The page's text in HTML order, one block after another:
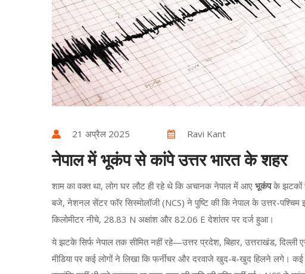
21 अप्रैल 2025 Ravi Kant
नेपाल में भूकंप से कांपे उत्तर भारत के शहर
शाम का वक्त था, लोग घर लौट ही रहे थे कि अचानक नेपाल में आए भूकंपके झटकों
बजे, नेशनल सेंटर फॉर सिस्मोलॉजी (NCS) ने पुष्टि की कि नेपाल के उत्तर-
किलोमीटर नीचे, 28.83 N अक्षांश और 82.06 E देशांतर पर दर्ज हुआ।
ये झटके सिर्फ नेपाल तक सीमित नहीं रहे—उत्तर प्रदेश, बिहार, उत्तराखंड,
मीडिया पर कई लोगों ने लिखा कि फर्नीचर और दरवाजे खुद-ब-खुद हिलने लगे।